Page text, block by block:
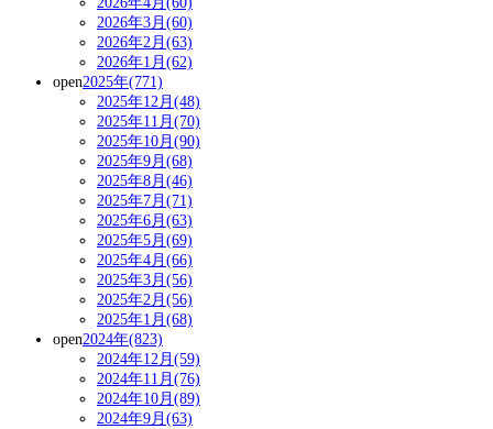
2026年3月(60)
2026年2月(63)
2026年1月(62)
open2025年(771)
2025年12月(48)
2025年11月(70)
2025年10月(90)
2025年9月(68)
2025年8月(46)
2025年7月(71)
2025年6月(63)
2025年5月(69)
2025年4月(66)
2025年3月(56)
2025年2月(56)
2025年1月(68)
open2024年(823)
2024年12月(59)
2024年11月(76)
2024年10月(89)
2024年9月(63)